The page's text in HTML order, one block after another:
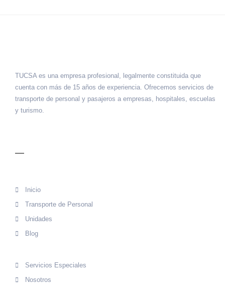
TUCSA es una empresa profesional, legalmente constituida que
cuenta con más de 15 años de experiencia. Ofrecemos servicios de
transporte de personal y pasajeros a empresas, hospitales, escuelas
y turismo.
Inicio
Transporte de Personal
Unidades
Blog
Servicios Especiales
Nosotros